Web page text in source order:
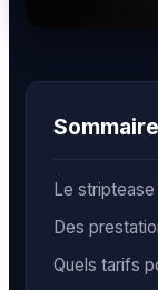
Sommaire
Le
Des
Quels tarifs